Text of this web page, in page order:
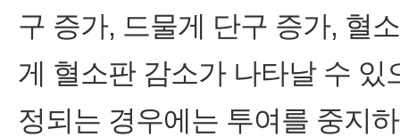
구 증가, 드물게 단구 증가, 혈
게 혈소판 감소가 나타날 수
정되는 경우에는 투여를 중지